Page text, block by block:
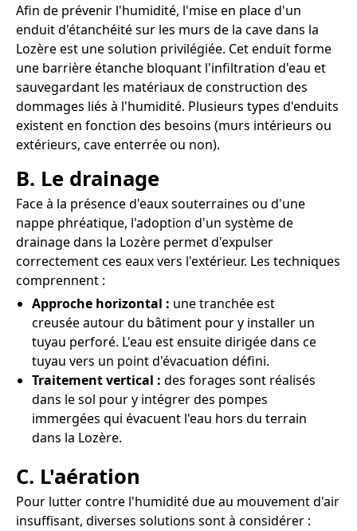
Afin de prévenir l'humidité, l'mise en place d'un
enduit d'étanchéité sur les murs de la cave dans la
Lozère est une solution privilégiée. Cet enduit forme
une barrière étanche bloquant l'infiltration d'eau et
sauvegardant les matériaux de construction des
dommages liés à l'humidité. Plusieurs types d'enduits
existent en fonction des besoins (murs intérieurs ou
extérieurs, cave enterrée ou non).
B. Le drainage
Face à la présence d'eaux souterraines ou d'une
nappe phréatique, l'adoption d'un système de
drainage dans la Lozère permet d'expulser
correctement ces eaux vers l'extérieur. Les techniques
comprennent :
Approche horizontal : une tranchée est
creusée autour du bâtiment pour y installer un
tuyau perforé. L'eau est ensuite dirigée dans ce
tuyau vers un point d'évacuation défini.
Traitement vertical : des forages sont réalisés
dans le sol pour y intégrer des pompes
immergées qui évacuent l'eau hors du terrain
dans la Lozère.
C. L'aération
Pour lutter contre l'humidité due au mouvement d'air
insuffisant, diverses solutions sont à considérer :